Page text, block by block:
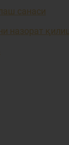
санаси
назорат